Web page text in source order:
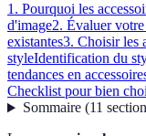
1. Pourquoi les
d'image2. Évaluer
existantes3. Choisir les
styleIdentification du
tendances en
Checklist pour bien
Sommaire(11